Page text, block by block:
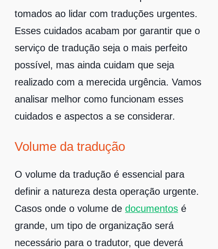
tomados ao lidar com traduções urgentes.
Esses cuidados acabam por garantir que o
serviço de tradução seja o mais perfeito
possível, mas ainda cuidam que seja
realizado com a merecida urgência. Vamos
analisar melhor como funcionam esses
cuidados e aspectos a se considerar.
Volume da tradução
O volume da tradução é essencial para
definir a natureza desta operação urgente.
Casos onde o volume de documentos é
grande, um tipo de organização será
necessário para o tradutor, que deverá